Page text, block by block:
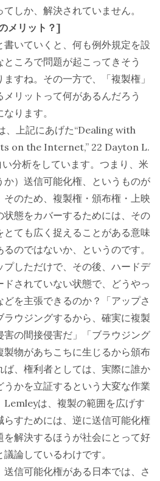
しか、解決されていません。
メリット？]
書いていくと、何も例外規定を設
ころで問題が起こってきそう
すね。その一方で、「複製権」
リットって何があるんだろう
ります。
、上記にあげた“Dealing with
on the Internet,” 22 Dayton L.
い分析をしています。つまり、米
か）送信可能化権、というものが
のため、複製権・頒布権・上映
態をカバーするためには、その
ても広く捉えることがある意味
のではないか、というのです。
しただけで、その後、ハードデ
ドされていない状態で、どうやっ
を主張できるのか？「アップさ
ウジングするから、確実に複製
害の間接侵害だ」「ブラウジング
物があちこちに生じるから頒布
ば、権利者としては、実際に誰か
かを立証するという大変な作業
Lemleyは、複製の範囲を広げす
らすためには、逆に送信可能化権
を解決するほうが社会にとって好
論しているわけです。
信可能化権がある日本では、さ